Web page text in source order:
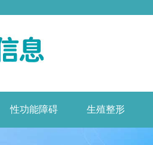
性功能障碍 生殖整形